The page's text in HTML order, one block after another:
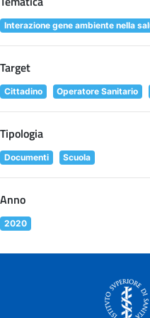
Interazione gene ambiente nella
Target
Cittadino Operatore Sanitario
Tipologia
Documenti Scuola
Anno
2020